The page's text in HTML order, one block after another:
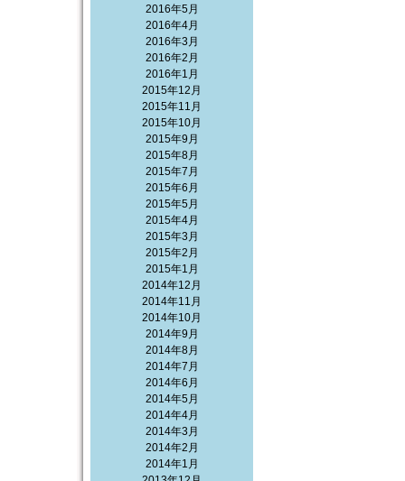
2016年5月
2016年4月
2016年3月
2016年2月
2016年1月
2015年12月
2015年11月
2015年10月
2015年9月
2015年8月
2015年7月
2015年6月
2015年5月
2015年4月
2015年3月
2015年2月
2015年1月
2014年12月
2014年11月
2014年10月
2014年9月
2014年8月
2014年7月
2014年6月
2014年5月
2014年4月
2014年3月
2014年2月
2014年1月